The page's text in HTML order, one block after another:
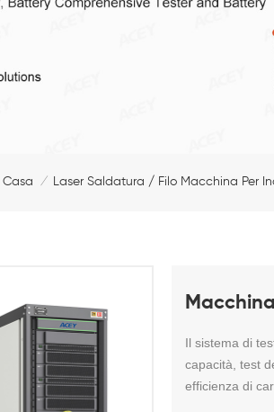
Casa / Laser Saldatura / Filo Macchina Per
Il sistema di
capacità, test
efficienza di